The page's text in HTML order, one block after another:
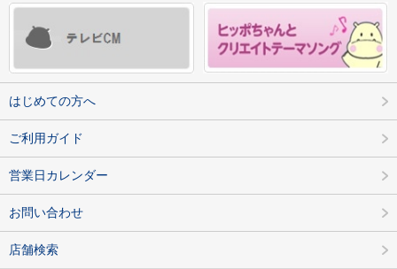
はじめての方へ
ご利用ガイド
営業日カレンダー
お問い合わせ
店舗検索